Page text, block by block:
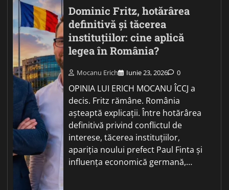
Dominic Fritz, hotărârea
definitivă și tăcerea
instituțiilor: cine aplică
legea în România?
Mocanu Erich Iunie 23, 2026 0
OPINIA LUI ERICH MOCANU ÎCCJ a
decis. Fritz rămâne. România
așteaptă explicații. Între hotărârea
definitivă privind conflictul de
interese, tăcerea instituțiilor,
apariția noului prefect Paul Finta și
influența economică germană,…